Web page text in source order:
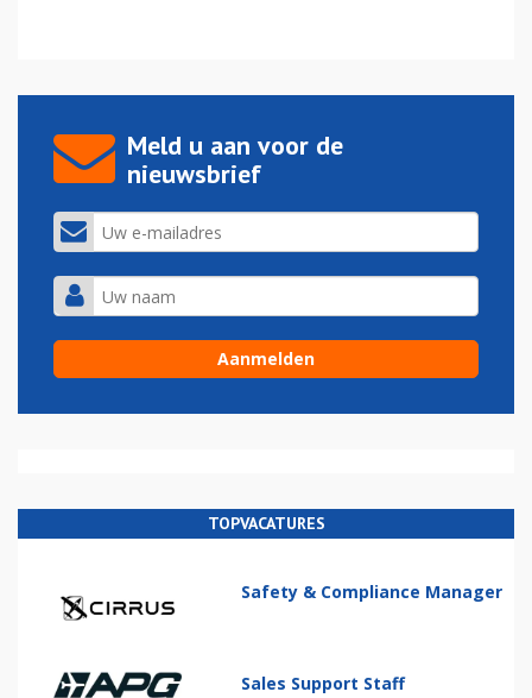
Meld u aan voor de
nieuwsbrief
TOPVACATURES
Safety & Compliance Manager
Sales Support Staff